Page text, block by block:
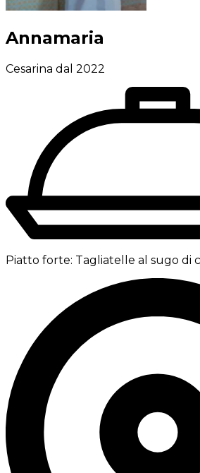
Annamaria
Cesarina dal 2022
Piatto forte: Tagliatelle al sugo di